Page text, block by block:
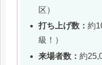
区）
打ち上げ数：約
級！）
来場者数：約